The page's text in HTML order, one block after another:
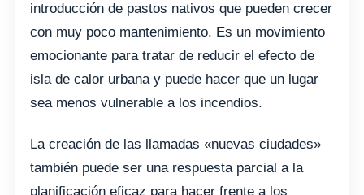
introducción de pastos nativos que pueden crecer
con muy poco mantenimiento. Es un movimiento
emocionante para tratar de reducir el efecto de
isla de calor urbana y puede hacer que un lugar
sea menos vulnerable a los incendios.
La creación de las llamadas «nuevas ciudades»
también puede ser una respuesta parcial a la
planificación eficaz para hacer frente a los